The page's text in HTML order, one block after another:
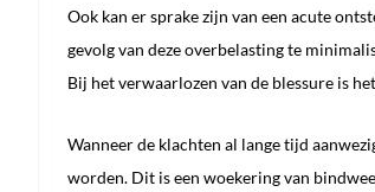
Ook kan er sprake zijn van een acute
gevolg van deze overbelasting te
Bij het verwaarlozen van de blessure is
Wanneer de klachten al lange tijd
worden. Dit is een woekering van